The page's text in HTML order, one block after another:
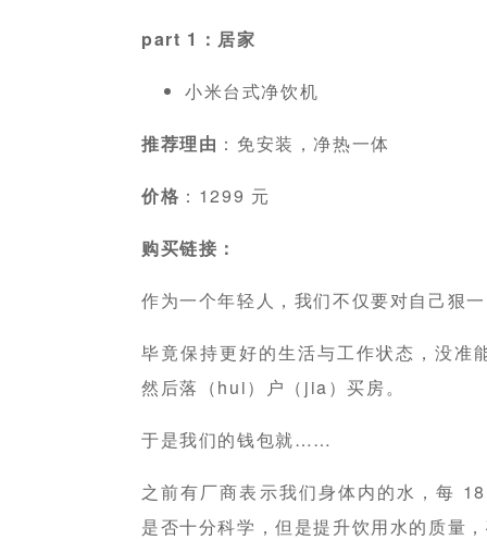
part 1：居家
小米台式净饮机
推荐理由 ：免安装，净热一体
价格 ：1299 元
购买链接：
作为一个年轻人，我们不仅要对自己狠
毕竟保持更好的生活与工作状态，没准
然后落（hui）户（jia）买房。
于是我们的钱包就……
之前有厂商表示我们身体内的水，每
是否十分科学，但是提升饮用水的质量